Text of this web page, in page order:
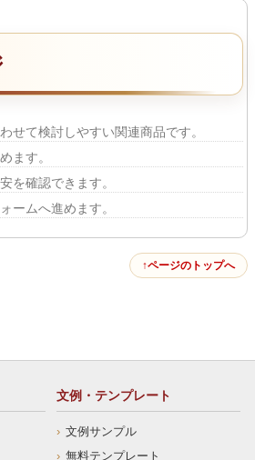
せて検討しやすい関連商品です。
ます。
を確認できます。
ームへ進めます。
ページのトップへ
文例・テンプレート
文例サンプル
無料テンプレート